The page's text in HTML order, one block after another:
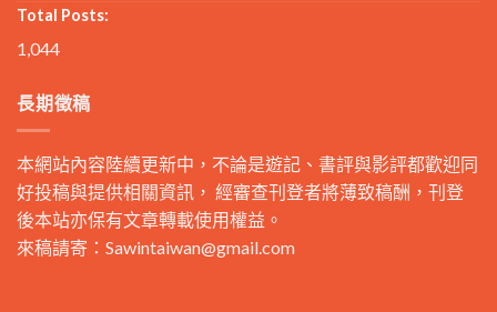
Total Posts:
1,044
長期徵稿
本網站內容陸續更新中，不論是遊記、書評與影評都歡迎同
好投稿與提供相關資訊， 經審查刊登者將薄致稿酬，刊登
後本站亦保有文章轉載使用權益。
來稿請寄： Sawintaiwan@gmail.com